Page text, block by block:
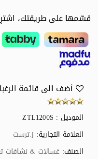
قسّمها على طريقتك، اشترِ
أضف الى قائمة
الموديل : ZTL1200S
العلامة التجارية: ز.ترست
الصنف: غسالات & نشافات